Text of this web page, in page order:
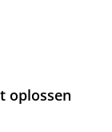
oplossen